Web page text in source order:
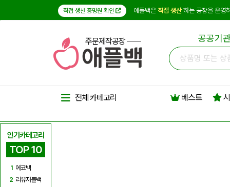
직접 생산 증명원 확인 애플백은 직접 생산하는 공장을 운영
주문제작공장 공공기
인기카테고리
TOP 10
1 에코백
2 리유저블백
전체 카테고리 베스트